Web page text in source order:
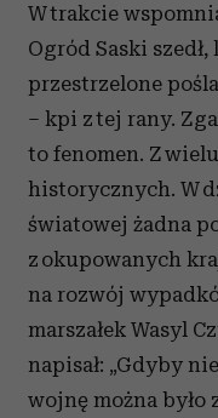
W trakcie
Ogród Saski
przestrzelone
– kpi z tej rany.
to fenomen. Z
historycznych. W
światowej żadna
z okupowanych
na rozwój
marszałek Wasyl
napisał: „Gdyby
wojnę można było